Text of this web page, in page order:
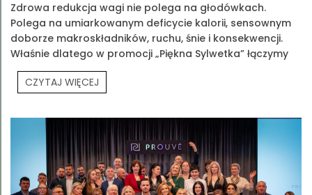
Zdrowa redukcja wagi nie polega na głodówkach.
Polega na umiarkowanym deficycie kalorii, sensownym
doborze makroskładników, ruchu, śnie i konsekwencji.
Właśnie dlatego w promocji „Piękna Sylwetka” łączymy
edukację z praktyką
CZYTAJ WIĘCEJ